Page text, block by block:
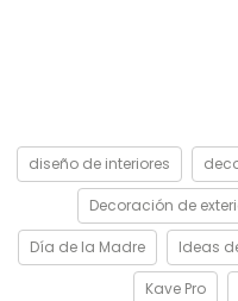
diseño de interiores
Decoración de
Día de la Madre Ideas
Kave Pro